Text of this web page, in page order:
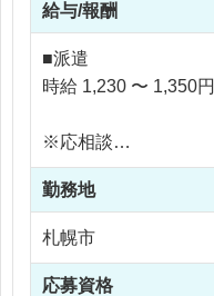
給与/報酬
■派遣
時給 1,230 〜 1,350円
※応相談
※ご経験により優遇
※交通費支給
※残業代全額支給
勤務地
札幌市
応募資格